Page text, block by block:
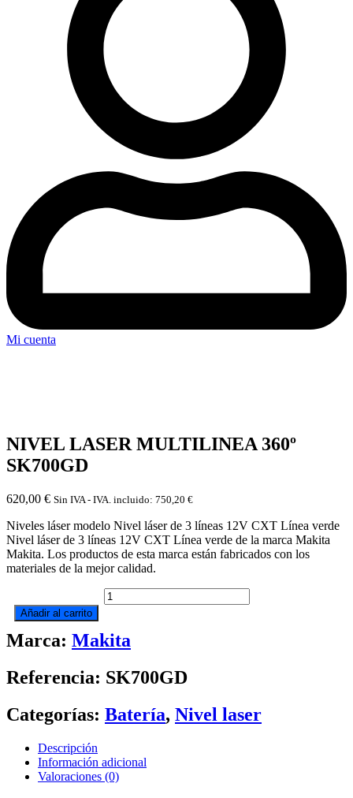
Mi cuenta
NIVEL LASER MULTILINEA 360º
SK700GD
620,00 € Sin IVA - IVA. incluido: 750,20 €
Niveles láser modelo Nivel láser de 3 líneas 12V CXT Línea verde
Nivel láser de 3 líneas 12V CXT Línea verde de la marca Makita
Makita. Los productos de esta marca están fabricados con los
materiales de la mejor calidad.
NIVEL
LASER
360º
SK700GD
Añadir al carrito
Marca: Makita
Referencia: SK700GD
Categorías: Batería, Nivel laser
Descripción
Información adicional
Valoraciones (0)